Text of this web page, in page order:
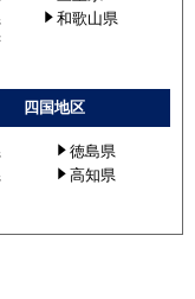
和歌山県
四国地区
徳島県
高知県